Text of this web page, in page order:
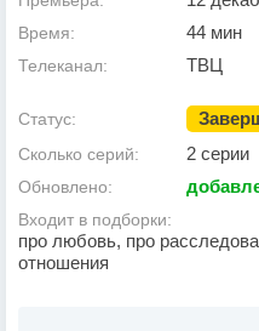
Время: 44 мин
Телеканал: ТВЦ
Статус:
Сколько серий: 2 серии
Обновлено:
Входит в подборки:
про любовь, про
отношения